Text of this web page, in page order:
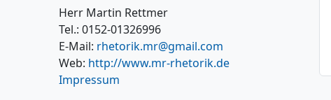
Herr Martin Rettmer
Tel.: 0152-01326996
E-Mail: rhetorik.mr@gmail.com
Web: http://www.mr-rhetorik.de
Impressum